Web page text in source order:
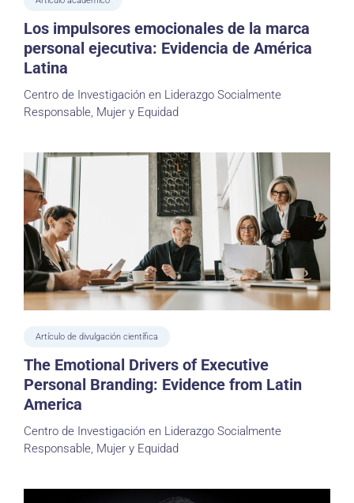
Los impulsores emocionales de la marca
personal ejecutiva: Evidencia de América
Latina
Centro de Investigación en Liderazgo Socialmente
Responsable, Mujer y Equidad
Artículo de divulgación científica
The Emotional Drivers of Executive
Personal Branding: Evidence from Latin
America
Centro de Investigación en Liderazgo Socialmente
Responsable, Mujer y Equidad